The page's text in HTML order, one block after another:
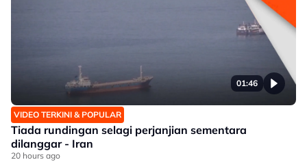
01:46
VIDEO TERKINI & POPULAR
Tiada rundingan selagi perjanjian sementara
dilanggar - Iran
20 hours ago